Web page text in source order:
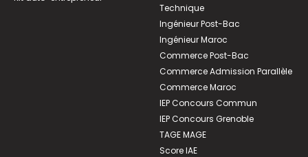
Technique
Ingénieur Post-Bac
Ingénieur Maroc
Commerce Post-Bac
Commerce Admission Parallèle
Commerce Maroc
IEP Concours Commun
IEP Concours Grenoble
TAGE MAGE
Score IAE